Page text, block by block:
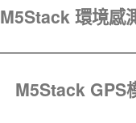
M5Stack 環境感
M5Stack GPS